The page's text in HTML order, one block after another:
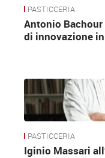
PASTICCERIA
Antonio
di innovazione
PASTICCERIA
Iginio Massari